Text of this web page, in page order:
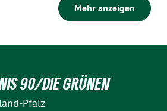
Mehr anzeigen
90/DIE GRÜNEN
Pfalz